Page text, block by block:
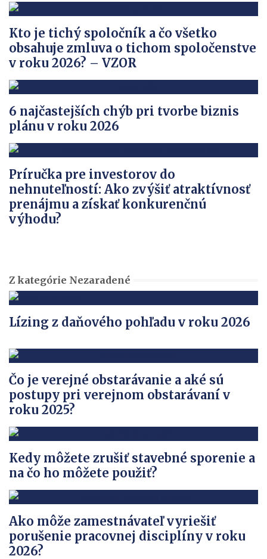
Kto je tichý spoločník a čo všetko
obsahuje zmluva o tichom spoločenstve
v roku 2026? – VZOR
6 najčastejších chýb pri tvorbe biznis
plánu v roku 2026
Príručka pre investorov do
nehnuteľností: Ako zvýšiť atraktívnosť
prenájmu a získať konkurenčnú
výhodu?
Z kategórie Nezaradené
Lízing z daňového pohľadu v roku 2026
Čo je verejné obstarávanie a aké sú
postupy pri verejnom obstarávaní v
roku 2025?
Kedy môžete zrušiť stavebné sporenie a
na čo ho môžete použiť?
Ako môže zamestnávateľ vyriešiť
porušenie pracovnej disciplíny v roku
2026?